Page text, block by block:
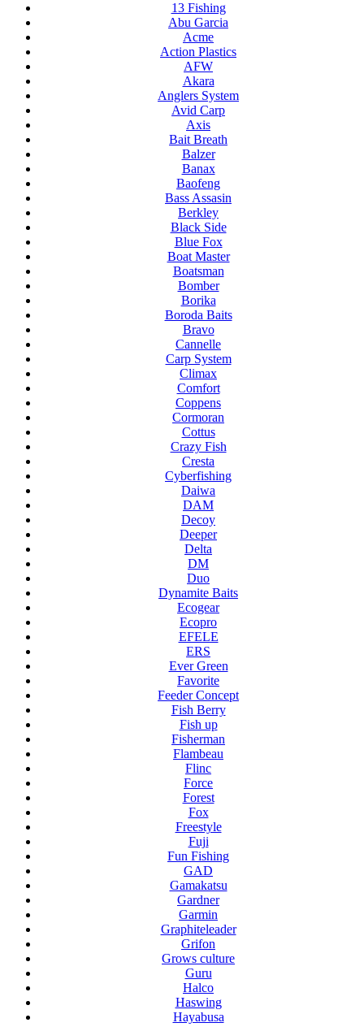
13 Fishing
Abu Garcia
Acme
Action Plastics
AFW
Akara
Anglers System
Avid Carp
Axis
Bait Breath
Balzer
Banax
Baofeng
Bass Assasin
Berkley
Black Side
Blue Fox
Boat Master
Boatsman
Bomber
Borika
Boroda Baits
Bravo
Cannelle
Carp System
Climax
Comfort
Coppens
Cormoran
Cottus
Crazy Fish
Cresta
Cyberfishing
Daiwa
DAM
Decoy
Deeper
Delta
DM
Duo
Dynamite Baits
Ecogear
Ecopro
EFELE
ERS
Ever Green
Favorite
Feeder Concept
Fish Berry
Fish up
Fisherman
Flambeau
Flinc
Force
Forest
Fox
Freestyle
Fuji
Fun Fishing
GAD
Gamakatsu
Gardner
Garmin
Graphiteleader
Grifon
Grows culture
Guru
Halco
Haswing
Hayabusa